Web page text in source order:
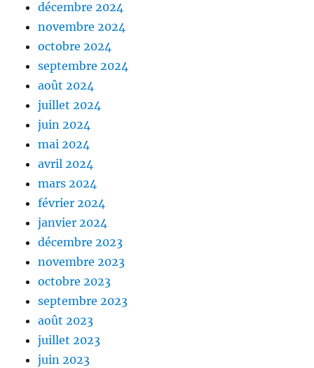
décembre 2024
novembre 2024
octobre 2024
septembre 2024
août 2024
juillet 2024
juin 2024
mai 2024
avril 2024
mars 2024
février 2024
janvier 2024
décembre 2023
novembre 2023
octobre 2023
septembre 2023
août 2023
juillet 2023
juin 2023